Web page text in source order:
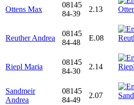
Ottens Max
08145
84-39
2.13
Reuther Andrea
08145
84-48
E.08
Riepl Maria
08145
84-30
2.14
Sandmeir
Andrea
08145
84-49
2.07